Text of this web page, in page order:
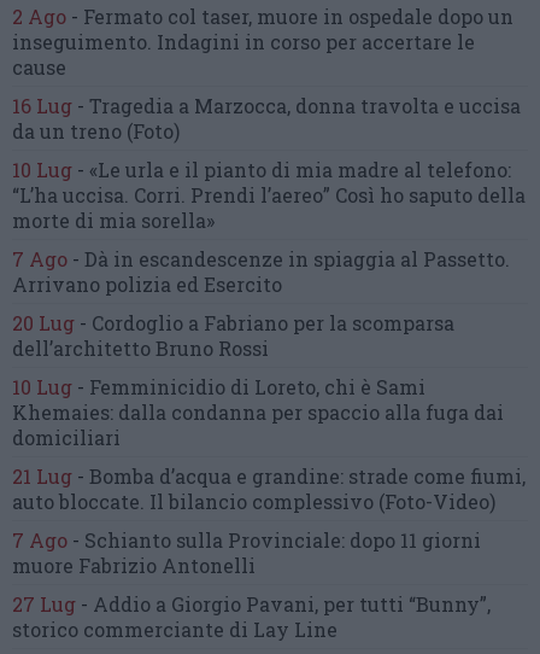
2 Ago - Fermato col taser, muore in ospedale dopo un
inseguimento. Indagini in corso per accertare le
cause
16 Lug - Tragedia a Marzocca, donna travolta e uccisa
da un treno (Foto)
10 Lug - «Le urla e il pianto di mia madre al telefono:
“L’ha uccisa. Corri. Prendi l’aereo” Così ho saputo della
morte di mia sorella»
7 Ago - Dà in escandescenze in spiaggia al Passetto.
Arrivano polizia ed Esercito
20 Lug - Cordoglio a Fabriano per la scomparsa
dell’architetto Bruno Rossi
10 Lug - Femminicidio di Loreto, chi è Sami
Khemaies: dalla condanna per spaccio alla fuga dai
domiciliari
21 Lug - Bomba d’acqua e grandine: strade come fiumi,
auto bloccate. Il bilancio complessivo (Foto-Video)
7 Ago - Schianto sulla Provinciale: dopo 11 giorni
muore Fabrizio Antonelli
27 Lug - Addio a Giorgio Pavani, per tutti “Bunny”,
storico commerciante di Lay Line